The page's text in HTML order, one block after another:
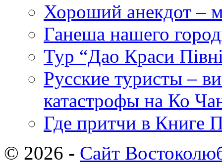
Хороший анекдот –
Ганеша нашего
Тур “Дао Краси
Русские туристы –
катастрофы на Ко
Где притчи в Книге
© 2026 - Сайт